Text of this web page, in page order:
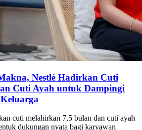
Nestlé Hadirkan Cuti
Cuti Ayah untuk Dampingi
cuti melahirkan 7,5 bulan dan cuti ayah
dukungan nyata bagi karyawan